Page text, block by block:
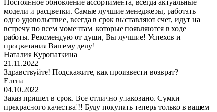
Постоянное обновление ассортимента, всегда актуальные
модели и расцветки. Самые лучшие менеджеры, работать
одно удовольствие, всегда в срок выставляют счет, идут на
встречу по всем моментам, которые появляются в ходе
работы. Рекомендую от души, Вы лучшие! Успехов и
процветания Вашему делу!
Наталия Куропаткина
21.11.2022
Здравствуйте! Подскажите, как произвести возврат?
Елена
04.10.2022
Заказ пришёл в срок. Всё отлично упаковано. Сумки
прекрасного качества!!! Буду покупать теперь только в вашем